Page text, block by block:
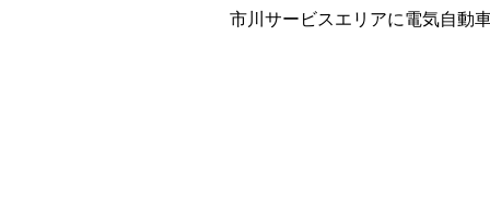
市川サービスエリアに電気自動